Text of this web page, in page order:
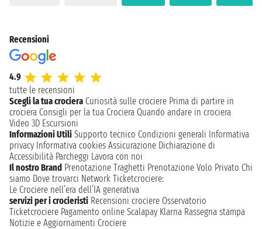
Recensioni
4.9
tutte le recensioni
Scegli la tua crociera Curiosità sulle crociere Prima di partire in
crociera Consigli per la tua Crociera Quando andare in crociera
Video 3D Escursioni
Informazioni Utili Supporto tecnico Condizioni generali Informativa
privacy Informativa cookies Assicurazione Dichiarazione di
Accessibilità Parcheggi Lavora con noi
Il nostro Brand Prenotazione Traghetti Prenotazione Volo Privato Chi
siamo Dove trovarci Network Ticketcrociere:
Le Crociere nell’era dell’IA generativa
servizi per i crocieristi Recensioni crociere Osservatorio
Ticketcrociere Pagamento online Scalapay Klarna Rassegna stampa
Notizie e Aggiornamenti Crociere